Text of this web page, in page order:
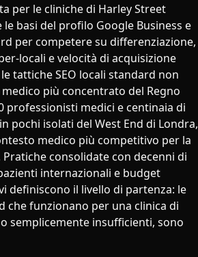
per le cliniche di Harley Street
basi del profilo Google Business e
per competere su differenziazione,
locali e velocità di acquisizione
tattiche SEO locali standard non
più concentrato del Regno
professionisti medici e centinaia di
pochi isolati del West End di Londra,
medico più competitivo per la
Pratiche consolidate con decenni di
internazionali e budget
definiscono il livello di partenza: le
che funzionano per una clinica di
semplicemente insufficienti, sono